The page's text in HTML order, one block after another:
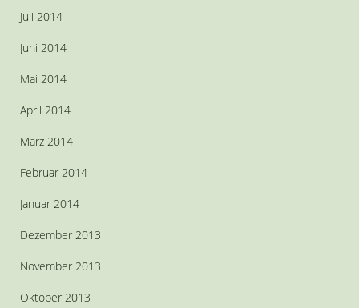
Juli 2014
Juni 2014
Mai 2014
April 2014
März 2014
Februar 2014
Januar 2014
Dezember 2013
November 2013
Oktober 2013